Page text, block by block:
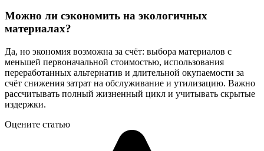
Можно ли сэкономить на экологичных
материалах?
Да, но экономия возможна за счёт: выбора материалов с
меньшей первоначальной стоимостью, использования
переработанных альтернатив и длительной окупаемости за
счёт снижения затрат на обслуживание и утилизацию. Важно
рассчитывать полный жизненный цикл и учитывать скрытые
издержки.
Оцените статью